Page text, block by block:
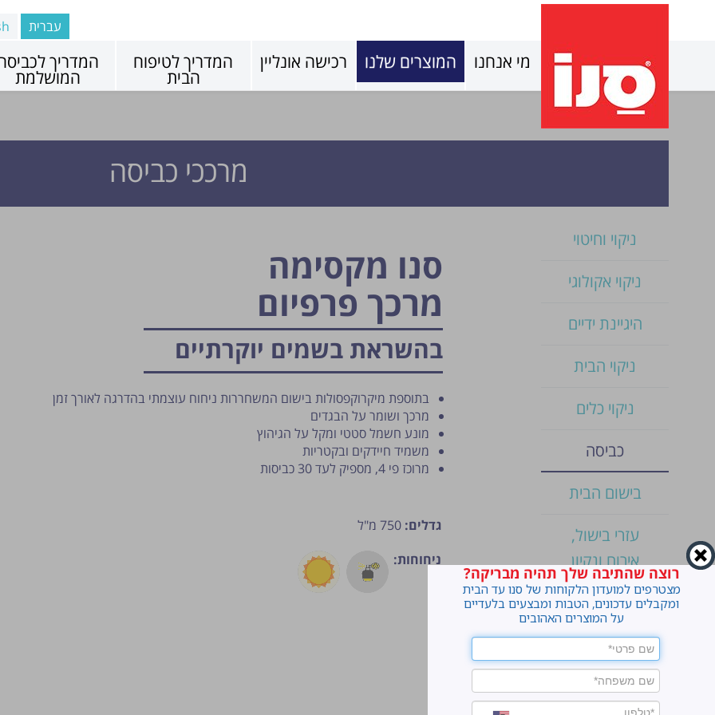
עברית
מי אנחנו המוצרים שלנו רכישה אונליין המדריך לטיפוח
הבית
המדריך
המושלמת
מרככי כביסה
ניקוי וחיטוי
ניקוי אקולוגי
היגיינת ידיים
ניקוי הבית
ניקוי כלים
כביסה
בישום הבית
עזרי בישול,
אירוח ונקיון
מוצרי נייר
קוטלי חרקים
דוחי יתושים
סנו מקסימה
מרכך פרפיום
בהשראת בשמים יוקרתיים
בתוספת מיקרוקפסולות בישום המשחררות ניחוח עוצמתי בהדרגה לאורך זמן
מרכך ושומר על הבגדים
מונע חשמל סטטי ומקל על הגיהוץ
משמיד חיידקים ובקטריות
מרוכז פי 4, מספיק לעד 30 כביסות
ניחוחות: קריסטל
נואר
גולדן
גדלים: 750 מ"ל
רוצה שהתיבה שלך תהיה מבריקה?
מצטרפים למועדון הלקוחות של סנו עד הבית
ומקבלים עדכונים, הטבות ומבצעים בלעדיים
על המוצרים האהובים